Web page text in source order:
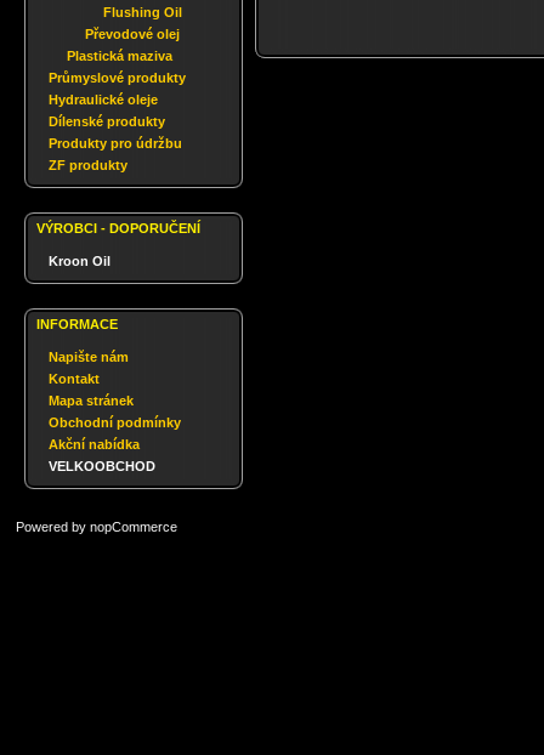
Flushing Oil
Převodové olej
Plastická maziva
Průmyslové produkty
Hydraulické oleje
Dílenské produkty
Produkty pro údržbu
ZF produkty
VÝROBCI - DOPORUČENÍ
Kroon Oil
INFORMACE
Napište nám
Kontakt
Mapa stránek
Obchodní podmínky
Akční nabídka
VELKOOBCHOD
Powered by nopCommerce